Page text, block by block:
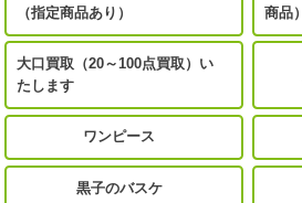
（指定商品あり）
商品）
大口買取（20～100点買取）い
たします
ワンピース
黒子のバスケ